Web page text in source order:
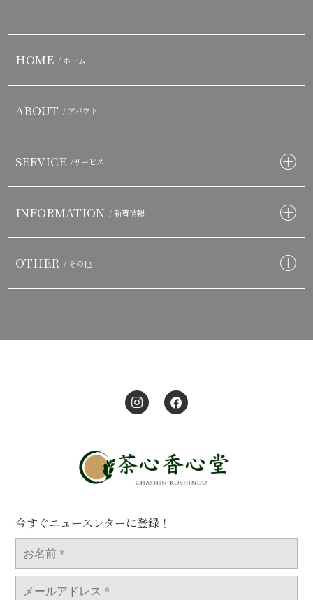
HOME / ホーム
ABOUT / アバウト
SERVICE /サービス
INFORMATION / 新着情報
OTHER / その他
今すぐニュースレターに登録！
お
*
メ